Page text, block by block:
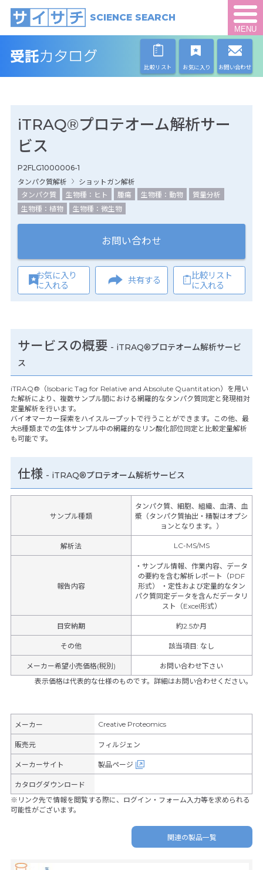
SCIENCE SEARCH
MENU
比較リスト お気に入り お問い合わせ
iTRAQ®プロテオーム解析サー
ビス
P2FLG1000006-1
タンパク質解析
ショットガン解析
タンパク質
生物種：ヒト 腫瘍 生物種：動物
質量分析
生物種：植物
生物種：微生物
お問い合わせ
お気に入り
に入れる
共有する
比較リスト
に入れる
サービスの概要 - iTRAQ®プロテオーム解析サービ
ス
iTRAQ®（Isobaric Tag for Relative and Absolute Quantitation）を用い
た解析により、複数サンプル間における網羅的なタンパク質同定と発現相対
定量解析を行います。
バイオマーカー探索をハイスループットで行うことができます。この他、最
大8種類までの生体サンプル中の網羅的なリン酸化部位同定と比較定量解析
も可能です。
仕様 - iTRAQ®プロテオーム解析サービス
サンプル種類
タンパク質、細胞、組織、血清、血
漿（タンパク質抽出・精製はオプシ
ョンとなります。）
解析法 LC-MS/MS
報告内容
・サンプル情報、作業内容、データ
の要約を含む解析レポート（PDF
形式） ・定性および定量的なタン
パク質同定データを含んだデータリ
スト（Excel形式）
目安納期 約2.5か月
その他 該当項目: なし
メーカー希望小売価格(税別)
お問い合わせ下さい
表示価格は代表的な仕様のものです。詳細はお問い合わせください。
メーカー Creative Proteomics
販売元 フィルジェン
メーカーサイト 製品ページ
カタログダウンロード
※リンク先で情報を閲覧する際に、ログイン・フォーム入力等を求められる
可能性がございます。
関連の製品一覧